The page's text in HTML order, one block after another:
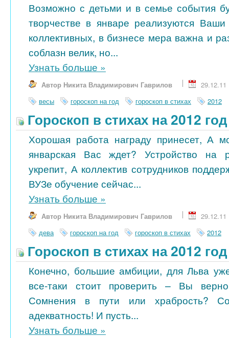
Возможно с детьми и в семье события
творчестве в январе реализуются
коллективных, в бизнесе мера важна и
соблазн велик, но...
Узнать больше »
Автор Никита Владимирович Гаврилов
29.12.11
весы
гороскоп на год гороскоп в стихах 2012
Гороскоп в стихах на 2012
Хорошая работа награду принесет, А
январская Вас ждет? Устройство на
укрепит, А коллектив сотрудников
ВУЗе обучение сейчас...
Узнать больше »
Автор Никита Владимирович Гаврилов
29.12.11
дева
гороскоп на год гороскоп в стихах 2012
Гороскоп в стихах на 2012
Конечно, большие амбиции, для Льва
все-таки стоит проверить – Вы
Сомнения в пути или храбрость?
адекватность! И пусть...
Узнать больше »